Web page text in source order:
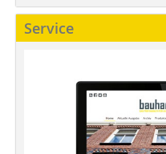
Service